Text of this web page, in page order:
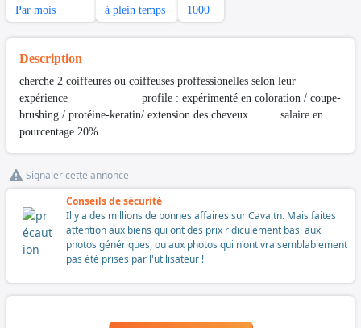
Par mois à plein temps 1000
Description
cherche 2 coiffeures ou coiffeuses proffessionelles selon leur
expérience profile : expérimenté en coloration / coupe-
brushing / protéine-keratin/ extension des cheveux salaire en
pourcentage 20%
Signaler cette annonce
Conseils de sécurité
Il y a des millions de bonnes affaires sur Cava.tn. Mais faites
attention aux biens qui ont des prix ridiculement bas, aux
photos génériques, ou aux photos qui n'ont vraisemblablement
pas été prises par l'utilisateur !